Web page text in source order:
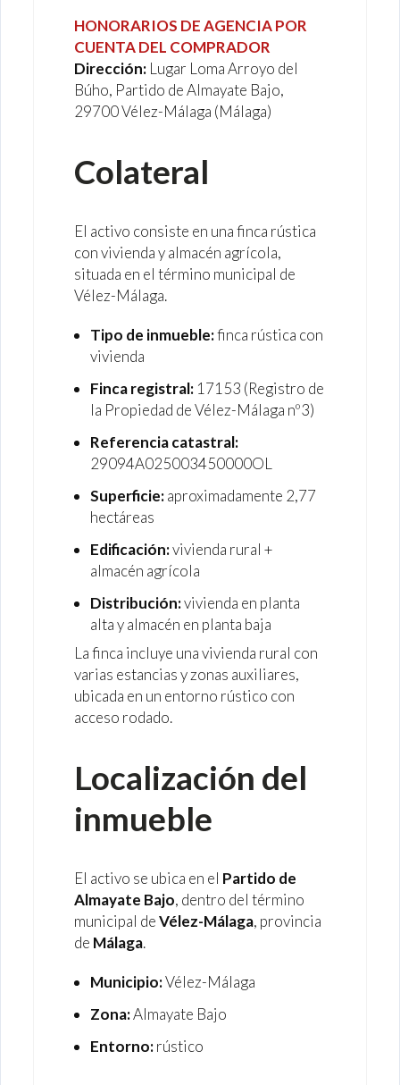
HONORARIOS DE AGENCIA POR
CUENTA DEL COMPRADOR
Dirección:Lugar Loma Arroyo del
Búho, Partido de Almayate Bajo,
29700 Vélez-Málaga (Málaga)
Colateral
El activo consiste en una finca rústica
con vivienda y almacén agrícola,
situada en el término municipal de
Vélez-Málaga.
Tipo de inmueble:finca rústica con
vivienda
Finca registral:17153 (Registro de
la Propiedad de Vélez-Málaga nº3)
Referencia catastral:
29094A025003450000OL
Superficie:aproximadamente 2,77
hectáreas
Edificación:vivienda rural +
almacén agrícola
Distribución:vivienda en planta
alta y almacén en planta baja
La finca incluye una vivienda rural con
varias estancias y zonas auxiliares,
ubicada en un entorno rústico con
acceso rodado.
Localización del
inmueble
El activo se ubica en el Partido de
Almayate Bajo, dentro del término
municipal deVélez-Málaga, provincia
de Málaga.
Municipio:Vélez-Málaga
Zona:Almayate Bajo
Entorno:rústico